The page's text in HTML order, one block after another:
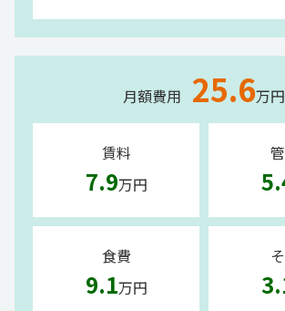
月額費用 25.6万円
賃料
7.9万円
食費
9.1万円